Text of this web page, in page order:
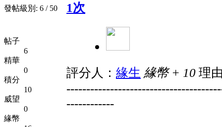
發帖級別: 6 / 50
帖子
6
精華
0
積分
10
威望
0
緣幣
1次
評分人： 緣生 緣幣 + 10 理
------------